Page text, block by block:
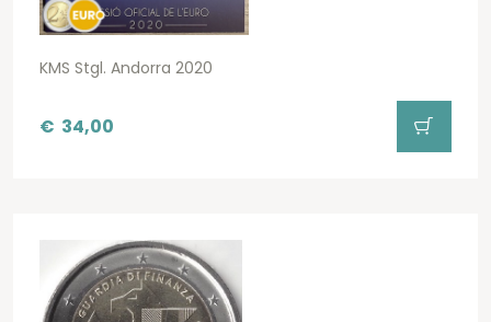
KMS Stgl. Andorra 2020
€ 34,00